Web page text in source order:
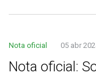
Nota oficial 05 abr
Nota oficial: